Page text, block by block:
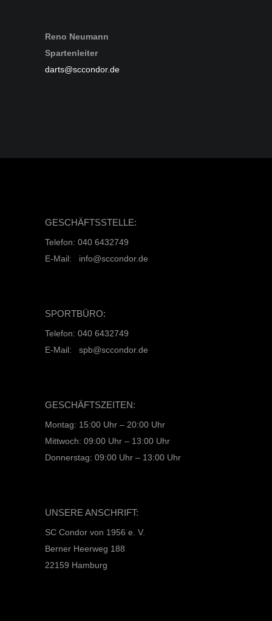
Reno Neumann
Spartenleiter
darts@sccondor.de
GESCHÄFTSSTELLE:
Telefon: 040 6432749
E-Mail: info@sccondor.de
SPORTBÜRO:
Telefon: 040 6432749
E-Mail: spb@sccondor.de
GESCHÄFTSZEITEN:
Montag: 15:00 Uhr – 20:00 Uhr
Mittwoch: 09:00 Uhr – 13:00 Uhr
Donnerstag: 09:00 Uhr – 13:00 Uhr
UNSERE ANSCHRIFT:
SC Condor von 1956 e. V.
Berner Heerweg 188
22159 Hamburg